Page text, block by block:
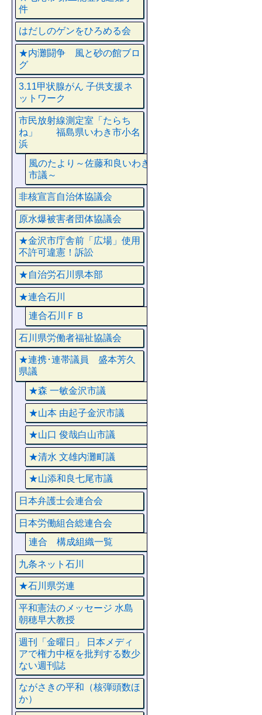
件
はだしのゲンをひろめる会
★内灘闘争 風と砂の館ブロ
グ
3.11甲状腺がん 子供支援ネ
ットワーク
市民放射線測定室「たらち
ね」 福島県いわき市小名
浜
風のたより～佐藤和良いわき
市議～
非核宣言自治体協議会
原水爆被害者団体協議会
★金沢市庁舎前「広場」使用
不許可違憲！訴訟
★自治労石川県本部
★連合石川
連合石川ＦＢ
石川県労働者福祉協議会
★連携･連帯議員 盛本芳久
県議
★森 一敏金沢市議
★山本 由起子金沢市議
★山口 俊哉白山市議
★清水 文雄内灘町議
★山添和良七尾市議
日本弁護士会連合会
日本労働組合総連合会
連合 構成組織一覧
九条ネット石川
★石川県労連
平和憲法のメッセージ 水島
朝穂早大教授
週刊「金曜日」 日本メディ
アで権力中枢を批判する数少
ない週刊誌
ながさきの平和（核弾頭数ほ
か）